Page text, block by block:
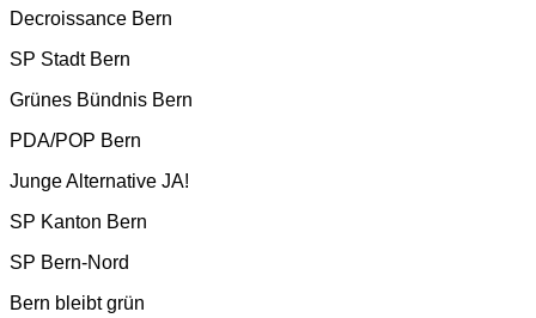
Decroissance Bern
SP Stadt Bern
Grünes Bündnis Bern
PDA/POP Bern
Junge Alternative JA!
SP Kanton Bern
SP Bern-Nord
Bern bleibt grün